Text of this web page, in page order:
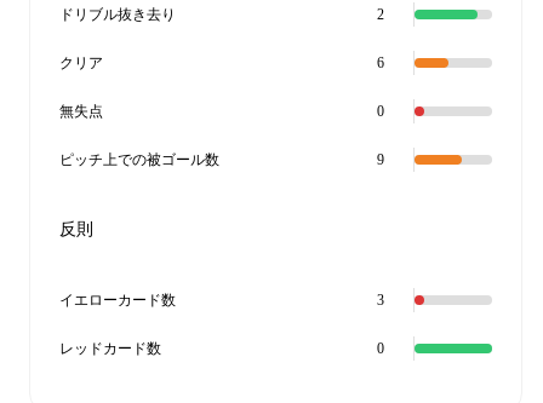
ドリブル抜き去り 2
クリア 6
無失点 0
ピッチ上での被ゴール数 9
反則
イエローカード数 3
レッドカード数 0